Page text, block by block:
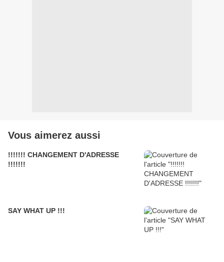
Vous aimerez aussi
!!!!!!! CHANGEMENT D'ADRESSE
!!!!!!!
SAY WHAT UP !!!